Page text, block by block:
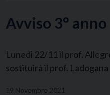
Avviso 3° anno
Lunedì 22/11 il prof.
sostituirà il prof. Ladogana
19 Novembre 2021